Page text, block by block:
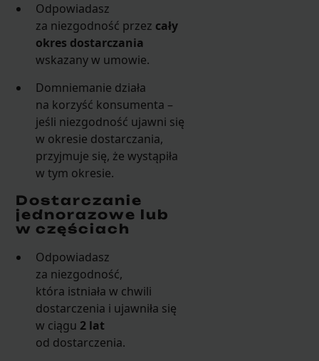
Odpowiadasz
za niezgodność przez cały
okres dostarczania
wskazany w umowie.
Domniemanie działa
na korzyść konsumenta –
jeśli niezgodność ujawni się
w okresie dostarczania,
przyjmuje się, że wystąpiła
w tym okresie.
Dostarczanie
jednorazowe lub
w częściach
Odpowiadasz
za niezgodność,
która istniała w chwili
dostarczenia i ujawniła się
w ciągu 2 lat
od dostarczenia.